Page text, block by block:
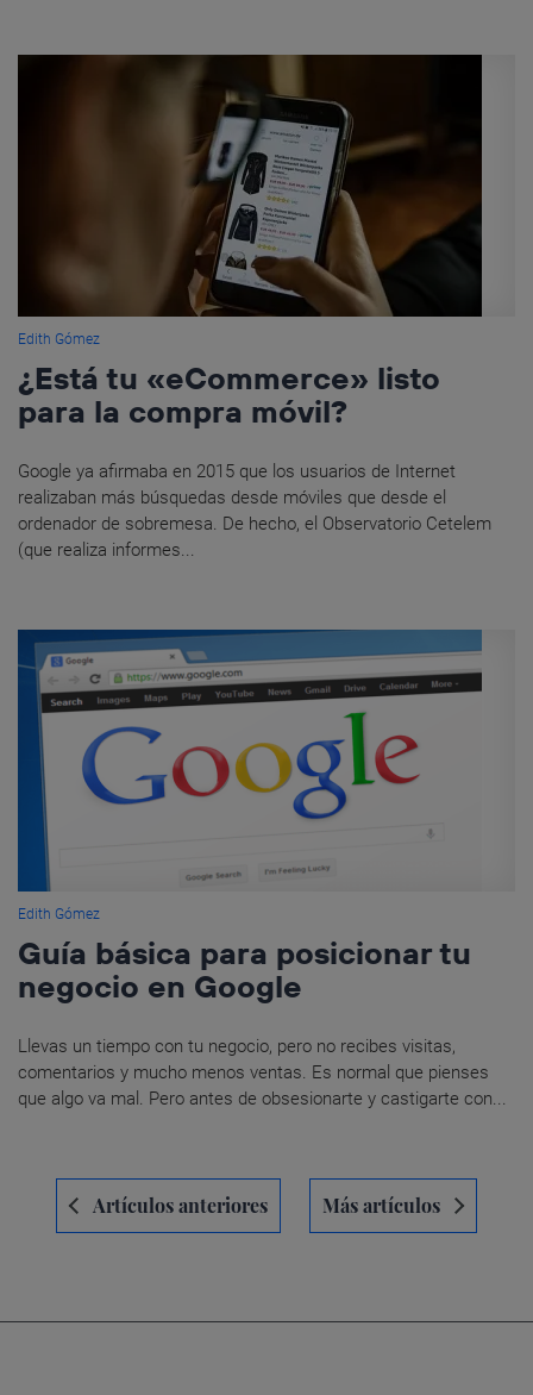
Edith Gómez
¿Está tu «eCommerce» listo
para la compra móvil?
Google ya afirmaba en 2015 que los usuarios de Internet
realizaban más búsquedas desde móviles que desde el
ordenador de sobremesa. De hecho, el Observatorio Cetelem
(que realiza informes...
Edith Gómez
Guía básica para posicionar tu
negocio en Google
Llevas un tiempo con tu negocio, pero no recibes visitas,
comentarios y mucho menos ventas. Es normal que pienses
que algo va mal. Pero antes de obsesionarte y castigarte con...
Navegación
entradas
Artículos anteriores Más artículos